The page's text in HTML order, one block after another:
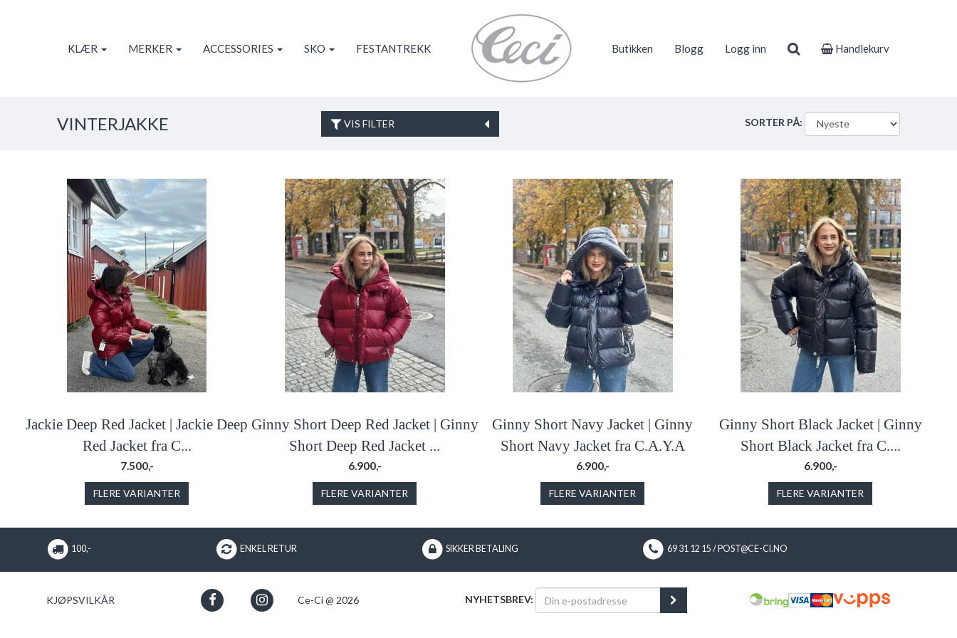
KLÆR MERKER ACCESSORIES SKO FESTANTREKK Butikken Blogg Logg inn Handlekurv
VINTERJAKKE VIS FILTER SORTER PÅ:
Jackie Deep Red Jacket | Jackie Deep
Red Jacket fra C...
7.500,-
FLERE VARIANTER
Ginny Short Deep Red Jacket | Ginny
Short Deep Red Jacket ...
6.900,-
FLERE VARIANTER
Ginny Short Navy Jacket | Ginny
Short Navy Jacket fra C.A.Y.A
6.900,-
FLERE VARIANTER
Ginny Short Black Jacket | Ginny
Short Black Jacket fra C....
6.900,-
FLERE VARIANTER
100,- ENKEL RETUR SIKKER BETALING 69 31 12 15 / POST@CE-CI.NO
KJØPSVILKÅR Ce-Ci @ 2026 NYHETSBREV: